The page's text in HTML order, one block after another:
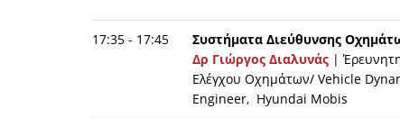
17:35 - 17:45
Συστήματα Διεύθυνσης
Δρ Γιώργος Διαλυνάς |
Ελέγχου Οχημάτων/ Vehicle
Engineer, Hyundai Mobis